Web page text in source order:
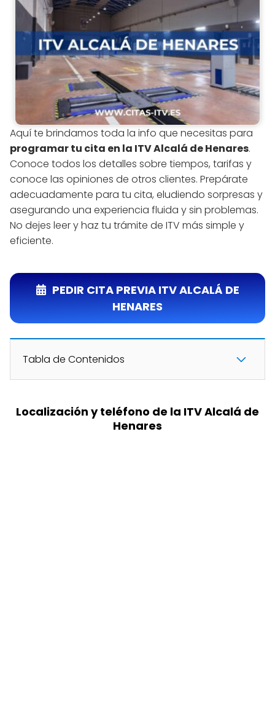
Aquí te brindamos toda la info que necesitas para
programar tu cita en la ITV Alcalá de Henares.
Conoce todos los detalles sobre tiempos, tarifas y
conoce las opiniones de otros clientes. Prepárate
adecuadamente para tu cita, eludiendo sorpresas y
asegurando una experiencia fluida y sin problemas.
No dejes leer y haz tu trámite de ITV más simple y
eficiente.
PEDIR CITA PREVIA ITV ALCALÁ DE
HENARES
Tabla de Contenidos
Localización y teléfono de la ITV Alcalá de
Henares